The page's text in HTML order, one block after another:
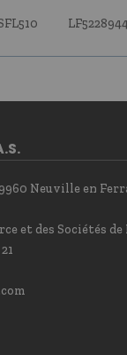
Neuville en
et des Sociétés